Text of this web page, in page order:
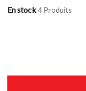
En stock4 Produits